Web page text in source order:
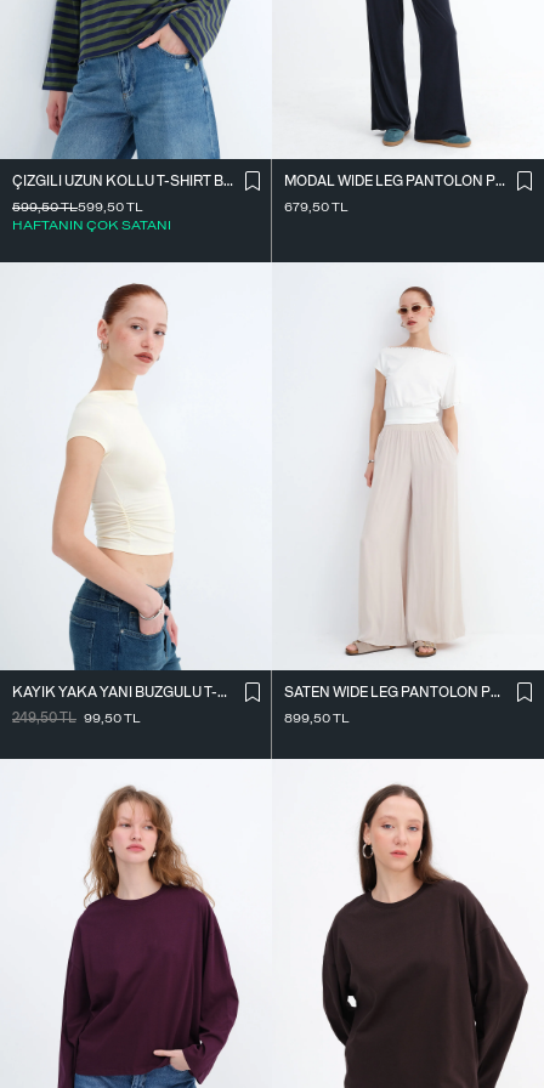
ÇIZGILI UZUN KOLLU T-SHIRT B10644
599,50TL
HAFTANIN ÇOK SATANI
599,50TL
MODAL WIDE LEG PANTOLON PN12415
679,50TL
KAYIK YAKA YANI BÜZGÜLÜ T-SHIRT P0653
249,50TL 99,50TL
SATEN WIDE LEG PANTOLON PN17298
899,50TL